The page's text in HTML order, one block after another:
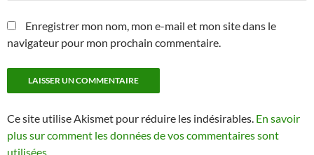
Enregistrer mon nom, mon e-mail et mon site dans le
navigateur pour mon prochain commentaire.
Ce site utilise Akismet pour réduire les indésirables. En savoir
plus sur comment les données de vos commentaires sont
utilisées